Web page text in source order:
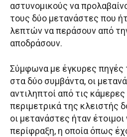
αστυνομικούς να
τους δύο μετανάστες που
λεπτών να περάσουν από
αποδράσουν.
Σύμφωνα με έγκυρες πηγές
στα δύο συμβάντα, οι
αντιληπτοί από τις
περιμετρικά της κλειστής
οι μετανάστες ήταν έτοιμοι
περίφραξη, η οποία όπως